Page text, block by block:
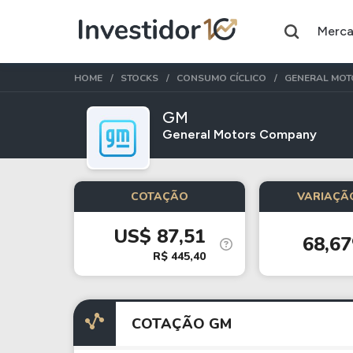
Assuntos do momento
Índice
Ibovespa
Ação
Ambev
HGLG11
HOME STOCKS CONSUMO CÍCLICO GENERAL
GM
General Motors Company
COTAÇÃO
US$ 87,51
R$ 445,40
COTAÇÃO GM